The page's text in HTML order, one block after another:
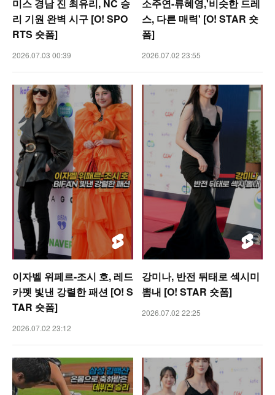
미스 경남 진 최유리, NC 승
리 기원 완벽 시구 [O! SPO
RTS 숏폼]
2026.07.03 00:39
소주연-류혜영,'비슷한 드레
스, 다른 매력' [O! STAR 숏
폼]
2026.07.02 23:55
이자벨 위페르-조시 호, 레드
카펫 빛낸 강렬한 패션 [O! S
TAR 숏폼]
2026.07.02 23:12
강미나, 반전 뒤태로 섹시미
뽐내 [O! STAR 숏폼]
2026.07.02 22:25